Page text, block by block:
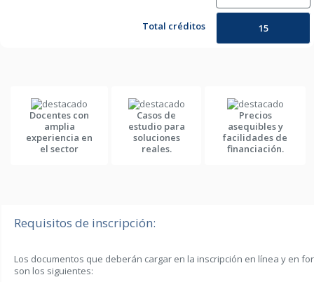
Total créditos 15
Docentes con
amplia
experiencia en
el sector
Casos de
estudio para
soluciones
reales.
Precios
asequibles y
facilidades de
financiación.
Requisitos de inscripción:
Los documentos que deberán cargar en la inscripción en línea y en
son los siguientes: